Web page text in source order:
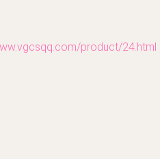
product/24.html